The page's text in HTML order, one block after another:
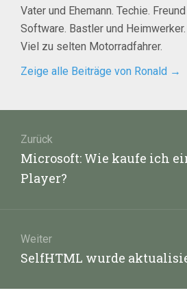
Vater und Ehemann. Techie.
Software. Bastler und
Viel zu selten Motorradfahrer.
Zeige alle Beiträge von Ronald →
Zurück
Vorheriger
Beitrag:
Microsoft: Wie kaufe ich
Player?
Weiter
Nächster
SelfHTML wurde